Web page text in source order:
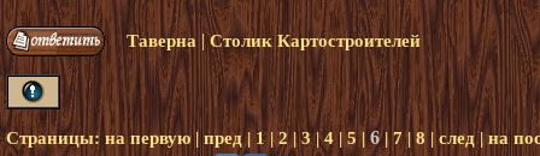
Таверна |Столик Картостроителей
Страницы: на первую| пред|1|2|3|4 |5 | 6| 7| 8 | след|на